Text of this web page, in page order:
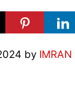
by IMRAN